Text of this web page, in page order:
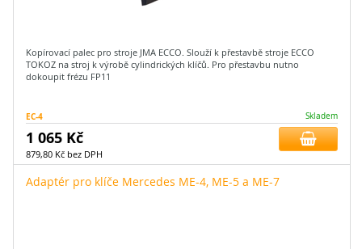
Kopírovací palec pro stroje JMA ECCO. Slouží k přestavbě stroje ECCO
TOKOZ na stroj k výrobě cylindrických klíčů. Pro přestavbu nutno
dokoupit frézu FP11
EC-4 Skladem
1 065 Kč
879,80 Kč bez DPH
Adaptér pro klíče Mercedes ME-4, ME-5 a ME-7